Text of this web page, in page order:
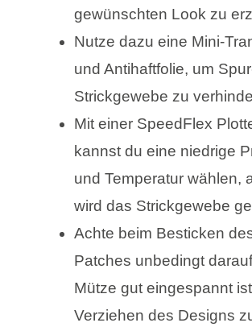
gewünschten Look zu
Nutze dazu eine Mini-
und Antihaftfolie, um
Strickgewebe zu
Mit einer SpeedFlex
kannst du eine niedrige
und Temperatur wählen,
wird das Strickgewebe
Achte beim Besticken
Patches unbedingt
Mütze gut eingespannt
Verziehen des Designs